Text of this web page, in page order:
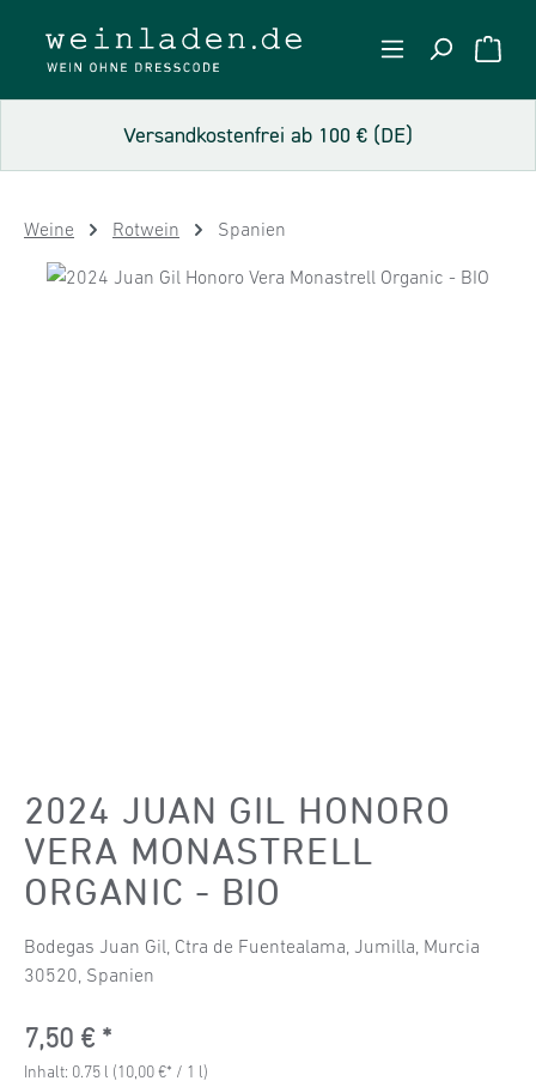
Zum Hauptinhalt springen
Versandkostenfrei ab 100 € (DE)
Weine Rotwein Spanien
Bildergalerie überspringen
2024 JUAN GIL HONORO
VERA MONASTRELL
ORGANIC - BIO
Bodegas Juan Gil, Ctra de Fuentealama, Jumilla, Murcia
30520, Spanien
Regulärer Preis:
7,50 €
Inhalt: 0.75 l (10,00 €* / 1 l)